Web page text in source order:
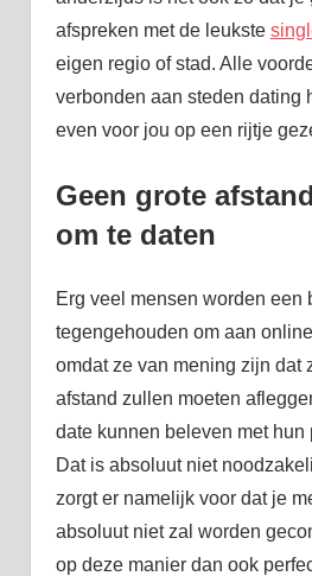
afspreken met de leukste
eigen regio of stad. Alle
verbonden aan steden dating
even voor jou op een rijtje
Geen grote
om te daten
Erg veel mensen worden een
tegengehouden om aan
omdat ze van mening zijn dat
afstand zullen moeten
date kunnen beleven met hun
Dat is absoluut niet
zorgt er namelijk voor dat je
absoluut niet zal worden
op deze manier dan ook